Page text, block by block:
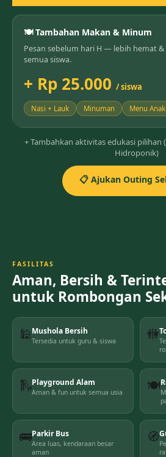
🍽️ Tambahan Makan & Minum
Pesan sebelum hari H — lebih hemat
semua siswa.
+ Rp 25.000 / siswa
Nasi + Lauk Minuman Menu
+ Tambahkan aktivitas edukasi pilihan
Hidroponik)
📋 Ajukan Outing
FASILITAS
Aman, Bersih &
untuk Rombongan
🕌Mushola Bersih
Tersedia untuk guru & siswa 🚻
🛝Playground Alam
Aman & fun untuk semua usia 🍽️
🚌Parkir Bus
Area luas, kendaraan besar
aman
🧭